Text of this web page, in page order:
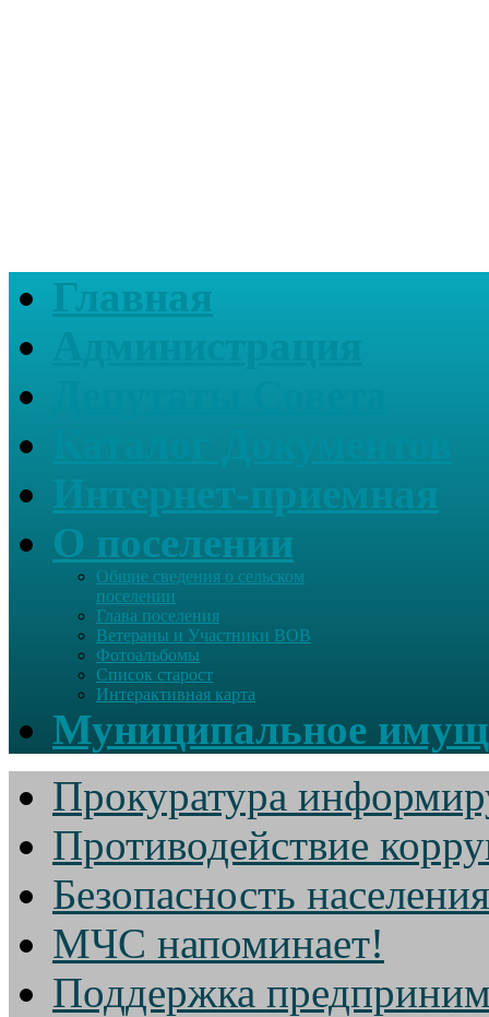
Главная
О поселении
Общие сведения о сельском
поселении
Глава поселения
Ветераны и Участники ВОВ
Фотоальбомы
Список старост
Интерактивная карта
Муниципальное
Прокуратура
Противодействие
Безопасность населения
МЧС напоминает!
Поддержка